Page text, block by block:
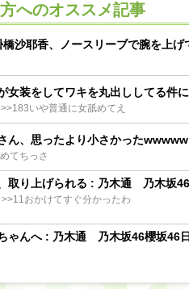
【日向坂46】この月、何かあるのか！？『お願いバッハ！』ミーグリ日程がこちら Powered
へのオススメ記事
橋沙耶香、ノースリーブで腕を上
女装をしてワキを丸出ししてる件
いや普通に女舐めてえ
ん、思ったより小さかったwwwww
てちっさ
取り上げられる : 乃木通 乃木坂
おかけてすぐ分かったわ
ゃんへ : 乃木通 乃木坂46櫻坂46